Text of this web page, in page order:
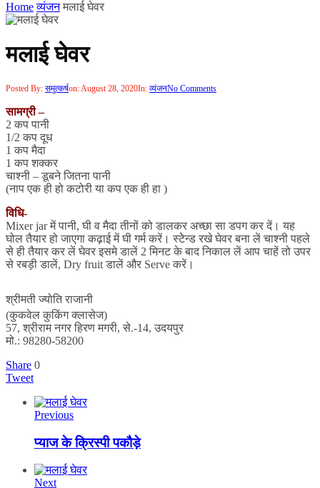
Home व्यंजन मलाई घेवर
मलाई घेवर
Posted By: समुत्कर्षon:August 28, 2020In: व्यंजनNo Comments
सामग्री –
2 कप पानी
1/2 कप दूध
1 कप मैदा
1 कप शक्कर
चाश्नी – डूबने जितना पानी
(नाप एक ही हो कटोरी या कप एक ही हा )
विधि-
Mixer jar में पानी, घी व मैदा तीनों को डालकर अच्छा सा डपग कर दें। यह
घोल तैयार हो जाएगा कढ़ाई में घी गर्म करें। स्टेेन्ड रखे घेवर बना लें चाश्नी पहले
से ही तैयार कर लें घेवर इसमे डालें 2 मिनट के बाद निकाल लें आप चाहें तो उपर
से रबड़ी डालें, Dry fruit डालें और Serve करें।
श्रीमती ज्योति राजानी
(कुकवेल कुकिंग क्लासेज)
57, श्रीराम नगर हिरण मगरी, से.-14, उदयपुर
मो.: 98280-58200
Share 0
Tweet
Previous
प्याज के क्रिस्पी पकौड़े
Next